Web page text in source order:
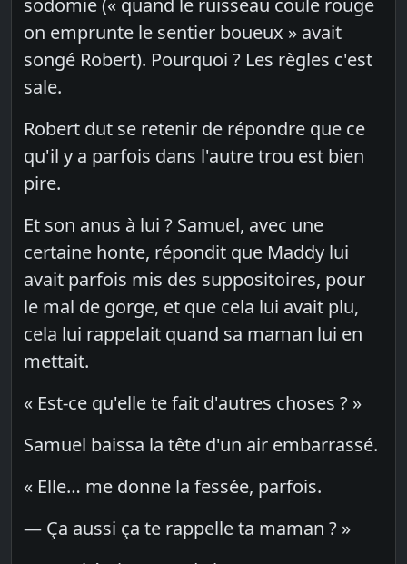
on emprunte le sentier boueux » avait
songé Robert). Pourquoi ? Les règles c'est
sale.
Robert dut se retenir de répondre que ce
qu'il y a parfois dans l'autre trou est bien
pire.
Et son anus à lui ? Samuel, avec une
certaine honte, répondit que Maddy lui
avait parfois mis des suppositoires, pour
le mal de gorge, et que cela lui avait plu,
cela lui rappelait quand sa maman lui en
mettait.
« Est-ce qu'elle te fait d'autres choses ? »
Samuel baissa la tête d'un air embarrassé.
« Elle… me donne la fessée, parfois.
— Ça aussi ça te rappelle ta maman ? »